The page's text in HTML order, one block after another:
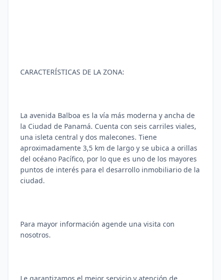
CARACTERÍSTICAS DE LA ZONA:
La avenida Balboa es la vía más moderna y ancha de
la Ciudad de Panamá. Cuenta con seis carriles viales,
una isleta central y dos malecones. Tiene
aproximadamente 3,5 km de largo y se ubica a orillas
del océano Pacífico, por lo que es uno de los mayores
puntos de interés para el desarrollo inmobiliario de la
ciudad.
Para mayor información agende una visita con
nosotros.